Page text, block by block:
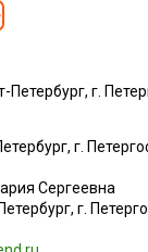
г.
г.
Сергеевна
г.